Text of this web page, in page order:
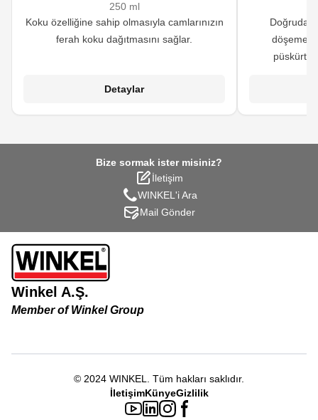
250 ml
Koku özelliğine sahip olmasıyla camlarınızın
ferah koku dağıtmasını sağlar.
Detaylar
Doğrudan
Bize sormak ister misiniz?
İletişim
WINKEL'i Ara
Mail Gönder
Winkel A.Ş.
Member of Winkel Group
© 2024 WINKEL. Tüm hakları saklıdır.
İletişimKünyeGizlilik